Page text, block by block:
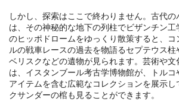
しかし、探索はここで終わりません。古代
は、その神秘的な地下の列柱でビザンチン工
のヒッポドロームをゆっくり散策すると、
ルの戦車レースの過去を物語るセプテウス
ベリスクなどの遺物が見られます。芸術や
は、イスタンブール考古学博物館が、トル
アイテムを含む広範なコレクションを展示
クサンダーの棺も見ることができます。